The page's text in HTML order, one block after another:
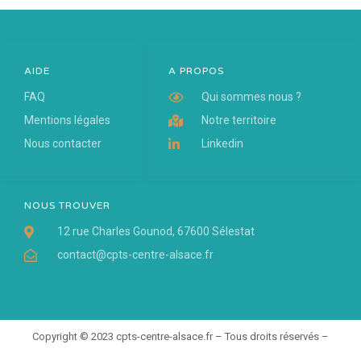
NOUS TROUVER
12 rue Charles Gounod, 67600 Sélestat
contact@cpts-centre-alsace.fr
A PROPOS
Qui sommes nous ?
Notre territoire
Linkedin
AIDE
FAQ
Mentions légales
Nous contacter
Copyright © 2023 cpts-centre-alsace.fr – Tous droits réservés –